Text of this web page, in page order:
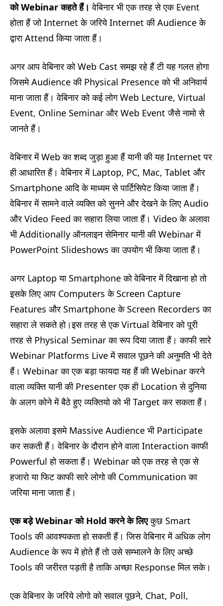
कोWebinarकहते हैं। वेबिनार भी एक तरह से एक Event
होता हैं जो Internet के जरिये Internet की Audience के
द्वारा Attend किया जाता हैं।
अगर आप वेबिनार को Web Cast समझ रहे हैं टी यह गलत होगा
जिसमे Audience की Physical Presence को भी अनिवार्य
माना जाता हैं। वेबिनार को कई लोग Web Lecture, Virtual
Event, Online Seminar और Web Event जैसे नामो से
जानते हैं।
वेबिनार में Web का शब्द जुड़ा हुआ हैं यानी की यह Internet पर
ही आधारित हैं। वेबिनार में Laptop, PC, Mac, Tablet और
Smartphone आदि के माध्यम से पार्टिसिपेट किया जाता हैं।
वेबिनार में सामने वाले व्यक्ति को सुनने और देखने के लिए Audio
और Video Feed का सहारा लिया जाता हैं। Video के अलावा
भी Additionally ऑनलाइन सेमिनार यानी की Webinar में
PowerPoint Slideshows का उपयोग भी किया जाता हैं।
अगर Laptop या Smartphone को वेबिनार में दिखाना हो तो
इसके लिए आप Computers के Screen Capture
Features और Smartphone के Screen Recorders का
सहारा ले सकते हो।इस तरह से एक Virtual वेबिनार को पूरी
तरह से Physical Seminar का रूप दिया जाता हैं। काफी सारे
Webinar Platforms Live में सवाल पूछने की अनुमति भी देते
हैं। Webinar का एक बड़ा फायदा यह हैं की Webinar करने
वाला व्यक्ति यानी की Presenter एक ही Location से दुनिया
के अलग कोने में बैठे हुए व्यक्तियो को भी Target कर सकता हैं।
इसके अलावा इसमे Massive Audience भी Participate
कर सकती हैं। वेबिनार के दौरान होने वाला Interaction काफी
Powerful हो सकता हैं। Webinar को एक तरह से एक से
हजारो या फिट काफी सारे लोगो की Communication का
जरिया माना जाता हैं।
एक बड़ेWebinarको Holdकरने के लिएकुछ Smart
Tools की आवश्यकता हो सकती हैं। जिस वेबिनार में अधिक लोग
Audience के रूप में होते हैं तो उसे सम्भालने के लिए अच्छे
Tools की जरीरत पड़ती है ताकि अच्छा Response मिल सके।
एक वेबिनार के जरिये लोगो को सवाल पूछने, Chat, Poll,